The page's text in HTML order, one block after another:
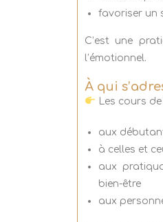
favoriser un
C’est une
l’émotionnel.
À qui
Les cours
aux
à celles et
aux
bien-être
aux